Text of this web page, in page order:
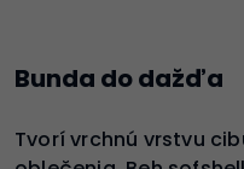
Bunda do dažďa
Tvorí vrchnú vrstvu